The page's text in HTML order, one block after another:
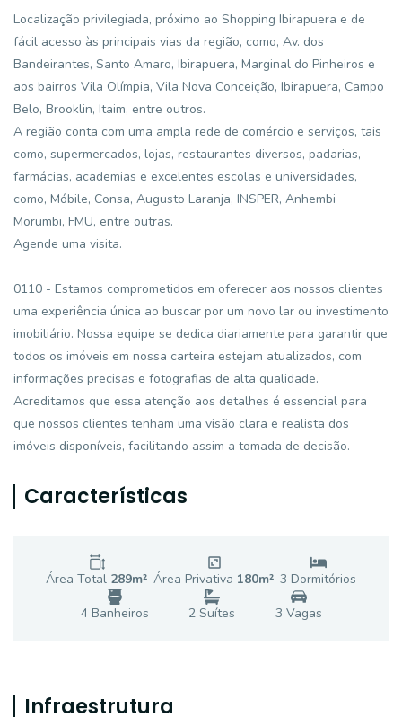
Localização privilegiada, próximo ao Shopping Ibirapuera e de
fácil acesso às principais vias da região, como, Av. dos
Bandeirantes, Santo Amaro, Ibirapuera, Marginal do Pinheiros e
aos bairros Vila Olímpia, Vila Nova Conceição, Ibirapuera, Campo
Belo, Brooklin, Itaim, entre outros.
A região conta com uma ampla rede de comércio e serviços, tais
como, supermercados, lojas, restaurantes diversos, padarias,
farmácias, academias e excelentes escolas e universidades,
como, Móbile, Consa, Augusto Laranja, INSPER, Anhembi
Morumbi, FMU, entre outras.
Agende uma visita.
0110 - Estamos comprometidos em oferecer aos nossos clientes
uma experiência única ao buscar por um novo lar ou investimento
imobiliário. Nossa equipe se dedica diariamente para garantir que
todos os imóveis em nossa carteira estejam atualizados, com
informações precisas e fotografias de alta qualidade.
Acreditamos que essa atenção aos detalhes é essencial para
que nossos clientes tenham uma visão clara e realista dos
imóveis disponíveis, facilitando assim a tomada de decisão.
Características
Área Total 289m² Área Privativa 180m² 3 Dormitórios
4Banheiros 2 Suítes 3 Vagas
Infraestrutura